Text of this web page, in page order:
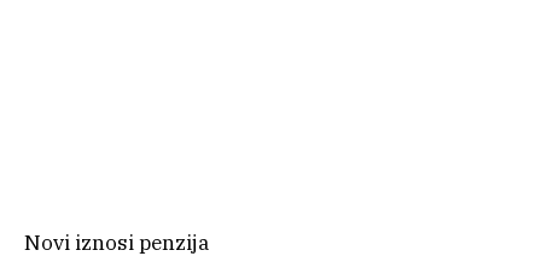
Novi iznosi penzija